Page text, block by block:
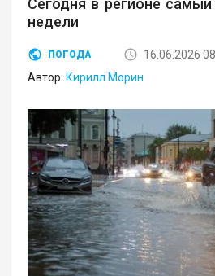
Сегодня в регионе
недели
ПОГОДА
16.06.2026
Автор: Кирилл Морин